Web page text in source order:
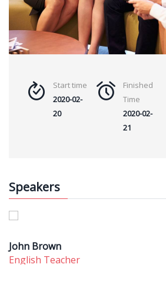
Start time
2020-02-
20
Finished
Time
2020-02-
21
Speakers
John Brown
English Teacher